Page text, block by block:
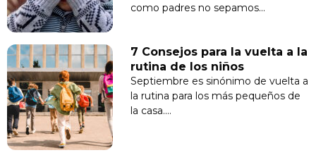
como padres no sepamos…
7 Consejos para la vuelta a la
rutina de los niños
Septiembre es sinónimo de vuelta a
la rutina para los más pequeños de
la casa.…